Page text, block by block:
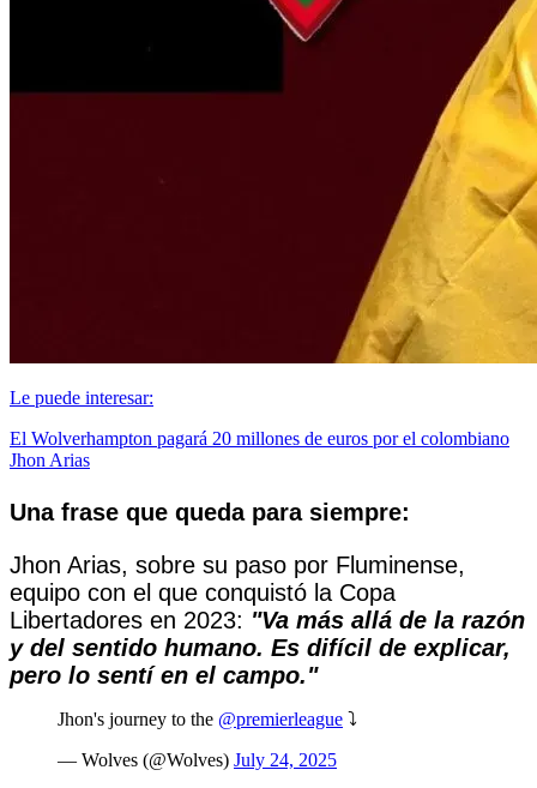
Le puede interesar:
El Wolverhampton pagará 20 millones de euros por el colombiano
Jhon Arias
Una frase que queda para siempre:
Jhon Arias, sobre su paso por Fluminense,
equipo con el que conquistó la Copa
Libertadores en 2023: "Va más allá de la razón
y del sentido humano. Es difícil de explicar,
pero lo sentí en el campo."
Jhon's journey to the @premierleague ⤵️
— Wolves (@Wolves) July 24, 2025